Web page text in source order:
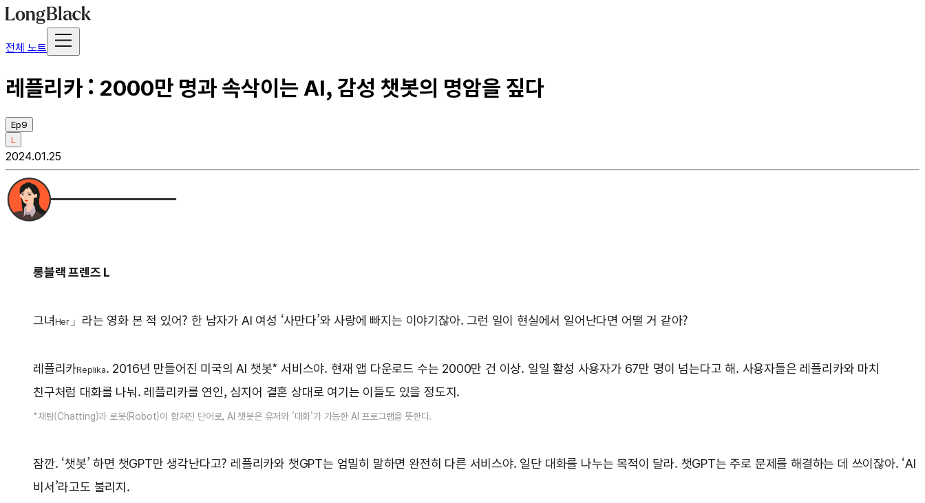
전체 노트
레플리카 : 2000만 명과 속삭이는 AI, 감성 챗봇의 명암을 짚다
Ep9
L
2024.01.25
롱블랙 프렌즈 L
그녀 Her 」라는 영화 본 적 있어? 한 남자가 AI 여성 ‘사만다’와 사랑에 빠지는 이야기잖아. 그런 일이 현실에서 일어난다면 어떨 거 같아?
레플리카Replika. 2016년 만들어진 미국의 AI 챗봇* 서비스야. 현재 앱 다운로드 수는 2000만 건 이상. 일일 활성 사용자가 67만 명이 넘는다고 해. 사용자들은 레플리카와 마치
친구처럼 대화를 나눠. 레플리카를 연인, 심지어 결혼 상대로 여기는 이들도 있을 정도지.
*채팅(Chatting)과 로봇(Robot)이 합쳐진 단어로, AI 챗봇은 유저와 '대화'가 가능한 AI 프로그램을 뜻한다.
잠깐. ‘챗봇’ 하면 챗GPT만 생각난다고? 레플리카와 챗GPT는 엄밀히 말하면 완전히 다른 서비스야. 일단 대화를 나누는 목적이 달라. 챗GPT는 주로 문제를 해결하는 데 쓰이잖아. ‘AI
비서’라고도 불리지.